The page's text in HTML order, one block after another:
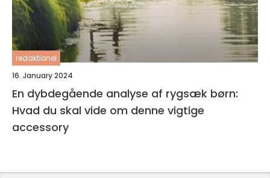
redaktionel
16. January 2024
En dybdegående analyse af rygsæk børn:
Hvad du skal vide om denne vigtige
accessory